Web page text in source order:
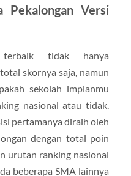
Versi
terbaik tidak hanya
skornya saja, namun
sekolah impianmu
nasional atau tidak.
pertamanya diraih oleh
dengan total poin
urutan ranking nasional
beberapa SMA lainnya